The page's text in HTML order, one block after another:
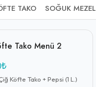
TAKO SOĞUK
Tako Menü 2
Köfte Tako + Pepsi (1 L.)